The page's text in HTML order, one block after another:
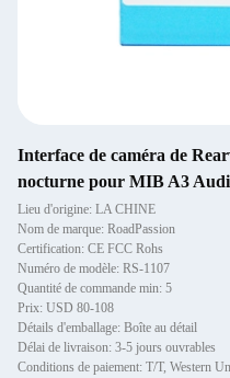
Interface de caméra de
nocturne pour MIB A3
Lieu d'origine: LA CHINE
Nom de marque: RoadPassion
Certification: CE FCC Rohs
Numéro de modèle: RS-1107
Quantité de commande min: 5
Prix: USD 80-108
Détails d'emballage: Boîte au détail
Délai de livraison: 3-5 jours ouvrables
Conditions de paiement: T/T, Western